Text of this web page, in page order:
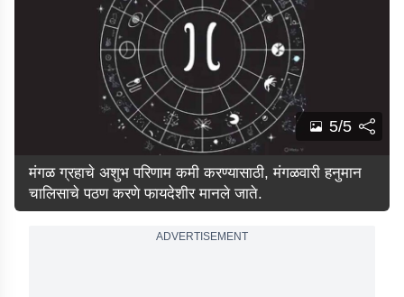
5/5
मंगळ ग्रहाचे अशुभ परिणाम कमी करण्यासाठी, मंगळवारी हनुमान
चालिसाचे पठण करणे फायदेशीर मानले जाते.
ADVERTISEMENT